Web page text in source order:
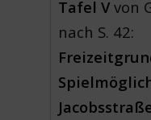
Tafel V von
nach S. 42: